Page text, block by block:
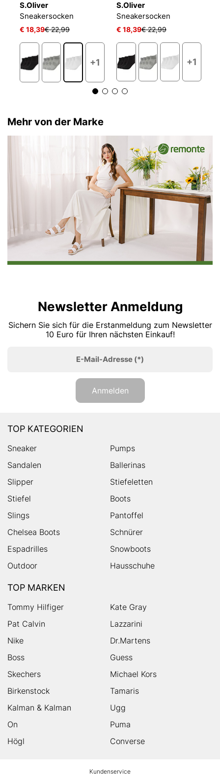
S.Oliver
Sneakersocken
€ 18,39€ 22,99
+1
S.Oliver
Sneakersocken
€ 18,39€ 22,99
+1
Mehr von der Marke
Newsletter Anmeldung
Sichern Sie sich für die Erstanmeldung zum Newsletter
10 Euro für Ihren nächsten Einkauf!
E-Mail-Adresse (*)
Anmelden
TOP KATEGORIEN
Sneaker
Pumps
Sandalen
Ballerinas
Slipper
Stiefeletten
Stiefel
Boots
Slings
Pantoffel
Chelsea Boots
Schnürer
Espadrilles
Snowboots
Outdoor
Hausschuhe
TOP MARKEN
Tommy Hilfiger
Kate Gray
Pat Calvin
Lazzarini
Nike
Dr.Martens
Boss
Guess
Skechers
Michael Kors
Birkenstock
Tamaris
Kalman & Kalman
Ugg
On
Puma
Högl
Converse
Kundenservice